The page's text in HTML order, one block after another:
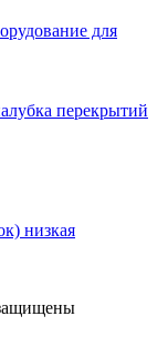
для
перекрытий